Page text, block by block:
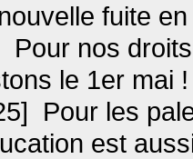
nouvelle fuite
Pour nos
le 1er mai
Pour les
est